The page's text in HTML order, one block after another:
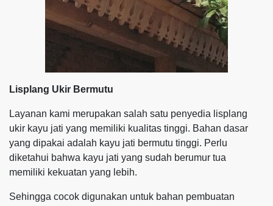
Lisplang Ukir Bermutu
Layanan kami merupakan salah satu penyedia lisplang
ukir kayu jati yang memiliki kualitas tinggi. Bahan dasar
yang dipakai adalah kayu jati bermutu tinggi. Perlu
diketahui bahwa kayu jati yang sudah berumur tua
memiliki kekuatan yang lebih.
Sehingga cocok digunakan untuk bahan pembuatan